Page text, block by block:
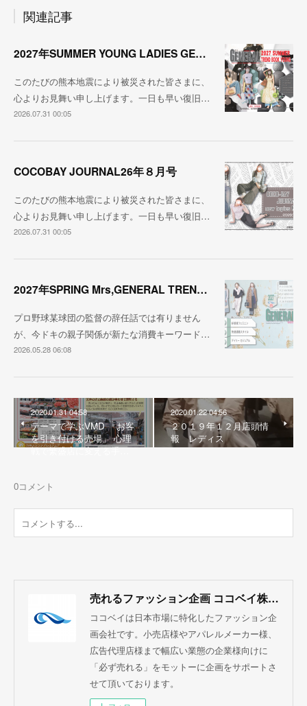
関連記事
2027年SUMMER YOUNG LADIES GENERAL TREND
このたびの熊本地震により被災された皆さまに、
心よりお見舞い申し上げます。一日も早い復旧…
2026.07.31 00:05
COCOBAY JOURNAL26年８月号
このたびの熊本地震により被災された皆さまに、
心よりお見舞い申し上げます。一日も早い復旧…
2026.07.31 00:05
2027年SPRING Mrs,GENERAL TREND BOOK
プロ野球某球団の監督の辞任話では有りません
が、今ドキの親子関係が新たな消費キーワード…
2026.05.28 06:08
2020.01.31 04:58
テーマで学ぶVMD 「お客
を引き付ける売場」 心理
戦で繁盛店に変える手…
2020.01.22 04:56
２０１９年１２月店頭情
報 レディス
0コメント
売れるファッション企画 ココベイ株式会社
ココベイは日本市場に特化したファッション企
画会社です。小売店様やアパレルメーカー様、
広告代理店様まで幅広い業態の企業様向けに
「必ず売れる」をモットーに企画をサポートさ
せて頂いております。